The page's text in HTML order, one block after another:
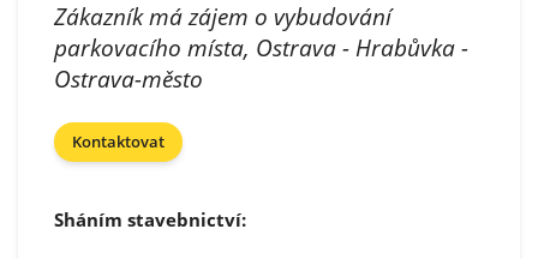
Zákazník má zájem o vybudování
parkovacího místa, Ostrava - Hrabůvka -
Ostrava-město
Kontaktovat
Sháním stavebnictví: